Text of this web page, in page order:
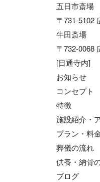
五日市斎場
〒731-5102
牛田斎場
〒732-0068
[日通寺内]
お知らせ
コンセプト
特徴
施設紹介・
プラン・料
葬儀の流れ
供養・納骨
ブログ